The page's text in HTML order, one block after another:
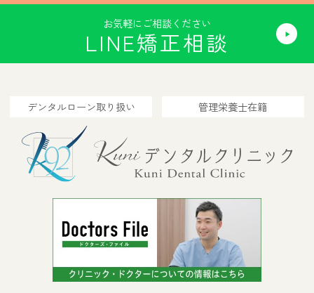
お気軽にご相談ください
LINE矯正相談
デンタルローン取り扱い 管理栄養士在籍